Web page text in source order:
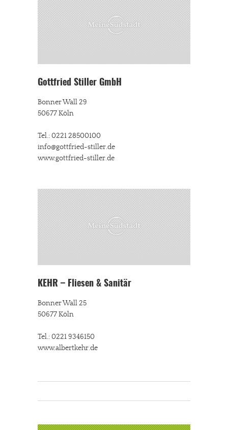
Gottfried Stiller GmbH
Bonner Wall 29
50677 Köln
Tel.: 0221 28500100
info@gottfried-stiller.de
www.gottfried-stiller.de
KEHR – Fliesen & Sanitär
Bonner Wall 25
50677 Köln
Tel.: 0221 9346150
www.albertkehr.de